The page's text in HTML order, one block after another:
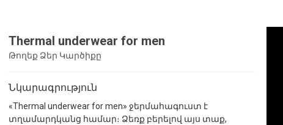
Thermal underwear for men
Թողեք Ձեր Կարծիքը
Նկարագրություն
«Thermal underwear for men» ջերմահագուստ է
տղամարդկանց համար։ Ձեռք բերելով այս տաք,